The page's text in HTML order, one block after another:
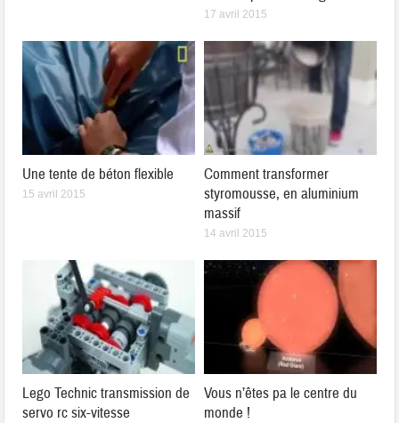
17 avril 2015
Une tente de béton flexible
15 avril 2015
Comment transformer
styromousse, en aluminium
massif
14 avril 2015
Lego Technic transmission de
servo rc six-vitesse
Vous n’êtes pa le centre du
monde !